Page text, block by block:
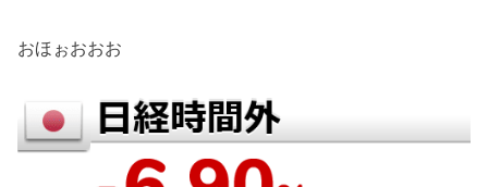
おほぉおおお